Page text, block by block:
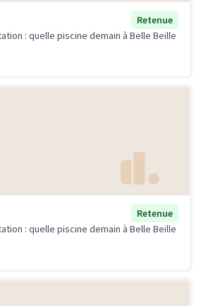
Retenue
: quelle piscine demain à Belle Beille
Retenue
: quelle piscine demain à Belle Beille